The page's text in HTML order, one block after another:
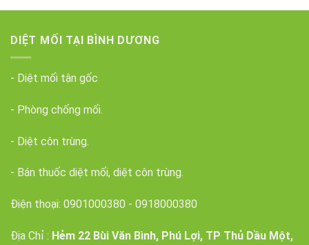
DIỆT MỐI TẠI BÌNH DƯƠNG
- Diệt mối tận gốc
- Phòng chống mối.
- Diệt côn trùng.
- Bán thuốc diệt mối, diệt côn trùng.
Điện thoại: 0901000380 - 0918000380
Địa Chỉ : Hẻm 22 Bùi Văn Bình, Phú Lợi, TP Thủ Dầu Một,